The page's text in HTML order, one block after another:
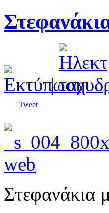
|
Tweet
Στεφανάκια